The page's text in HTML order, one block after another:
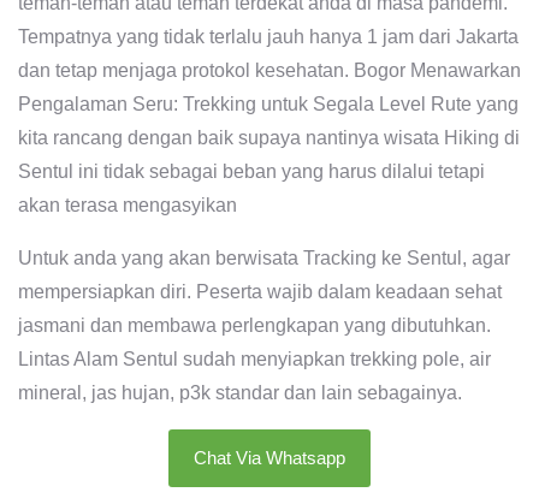
Tempatnya yang tidak terlalu jauh hanya 1 jam dari Jakarta
dan tetap menjaga protokol kesehatan. Bogor Menawarkan
Pengalaman Seru: Trekking untuk Segala Level Rute yang
kita rancang dengan baik supaya nantinya wisata Hiking di
Sentul ini tidak sebagai beban yang harus dilalui tetapi
akan terasa mengasyikan
Untuk anda yang akan berwisata Tracking ke Sentul, agar
mempersiapkan diri. Peserta wajib dalam keadaan sehat
jasmani dan membawa perlengkapan yang dibutuhkan.
Lintas Alam Sentul sudah menyiapkan trekking pole, air
mineral, jas hujan, p3k standar dan lain sebagainya.
Chat Via Whatsapp